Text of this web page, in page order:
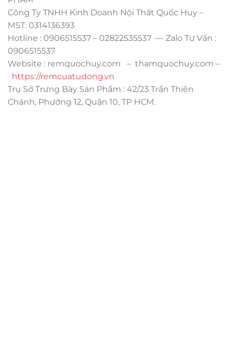
Công Ty TNHH Kinh Doanh Nội Thất Quốc Huy –
MST: 0314136393
Hotline : 0906515537 – 02822535537 — Zalo Tư Vấn :
0906515537
Website : remquochuy.com – thamquochuy.com –
https://remcuatudong.vn
Trụ Sở Trưng Bày Sản Phẩm : 42/23 Trần Thiện
Chánh, Phường 12, Quận 10, TP HCM.